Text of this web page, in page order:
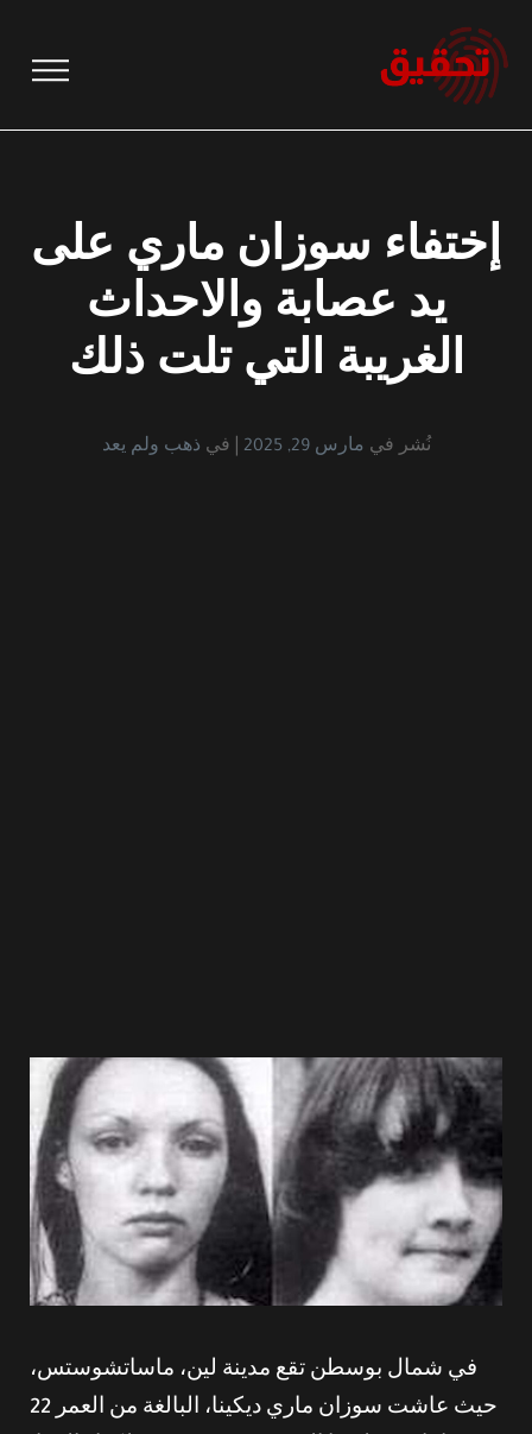
إلى
المحتوى
إختفاء سوزان ماري على
يد عصابة والاحداث
الغريبة التي تلت ذلك
نُشر في مارس 29, 2025 في ذهب ولم يعد
في شمال بوسطن تقع مدينة لين، ماساتشوستس،
حيث عاشت سوزان ماري ديكينا، البالغة من العمر 22